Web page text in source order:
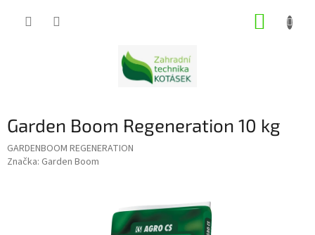
Garden Boom Regeneration 10 kg
GARDENBOOM REGENERATION
Značka: Garden Boom